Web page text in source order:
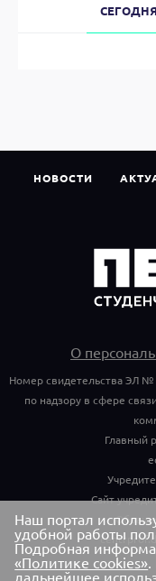
СЕГОДНЯ
НОВОСТИ
О
Номер свидетельства ЭЛ
по надзору в сфере
Главный
Сайт
Наш портал
удобной работы
Подробная
«Политике cookies».
дальнейшее